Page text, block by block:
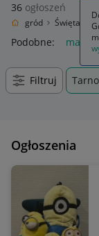
36 ogłoszeń
i Ogród Święta i
Podobne:
Filtruj
Ogłoszenia